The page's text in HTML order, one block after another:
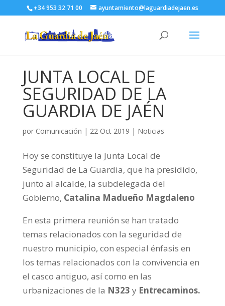
+34 953 32 71 00 ayuntamiento@laguardiadejaen.es
JUNTA LOCAL DE
SEGURIDAD DE LA
GUARDIA DE JAÉN
por Comunicación | 22 Oct 2019 | Noticias
Hoy se constituye la Junta Local de
Seguridad de La Guardia, que ha presidido,
junto al alcalde, la subdelegada del
Gobierno, Catalina Madueño Magdaleno
En esta primera reunión se han tratado
temas relacionados con la seguridad de
nuestro municipio, con especial énfasis en
los temas relacionados con la convivencia en
el casco antiguo, así como en las
urbanizaciones de la N323 y Entrecaminos.